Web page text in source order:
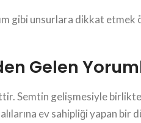
gibi unsurlara dikkat etmek
Gelen
Semtin gelişmesiyle
ev sahipliği yapan bir